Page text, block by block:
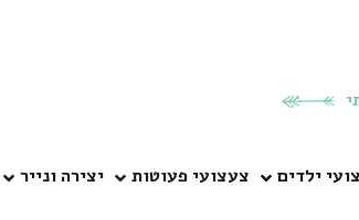
ילדים צעצועי פעוטות יצירה ונייר